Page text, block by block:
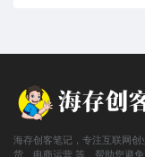
海存创客笔记，专注互联网
货、电商运营 等，帮助您避